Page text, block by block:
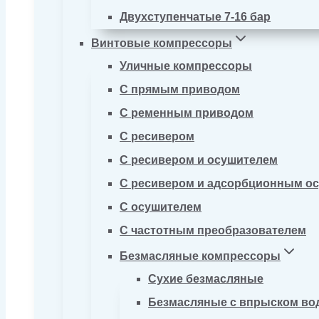
Двухступенчатые 7-16 бар
Винтовые компрессоры
Уличные компрессоры
С прямым приводом
С ременным приводом
С ресивером
С ресивером и осушителем
С ресивером и адсорбционным
С осушителем
С частотным преобразователем
Безмасляные компрессоры
Сухие безмасляные
Безмасляные с впрыском